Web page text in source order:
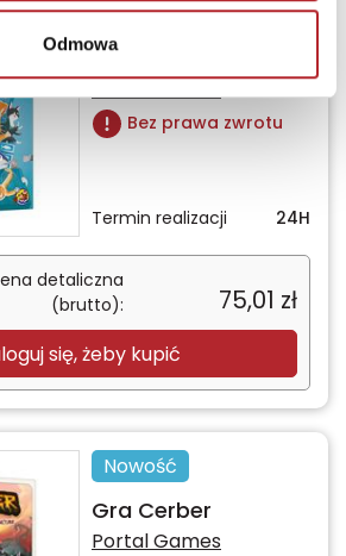
Odmowa
Nowość
Gra Rybki i Kociaki
Portal Games
Bez prawa zwrotu
Termin realizacji 24H
detaliczna
(brutto):
75,01 zł
się, żeby kupić
Nowość
Gra Cerber
Portal Games